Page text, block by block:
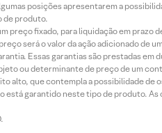
posições apresentarem a
de produto.
preço fixado, para liquidação em prazo
será o valor da ação adicionado de
Essas garantias são prestadas em
ou determinante de preço de um
alto, que contempla a possibilidade de
garantido neste tipo de produto.